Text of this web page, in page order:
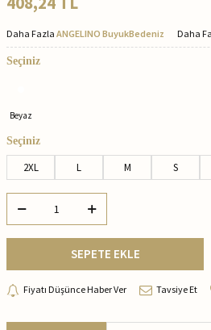
Daha Fazla ANGELINO BuyukBedeniz Daha
Seçiniz
Beyaz
Seçiniz
2XL L M S
SEPETE EKLE
Fiyatı Düşünce Haber Ver Tavsiye Et